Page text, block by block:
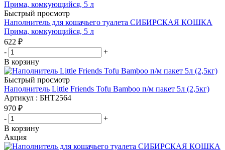
Быстрый просмотр
Наполнитель для кошачьего туалета СИБИРСКАЯ КОШКА
Прима, комкующийся, 5 л
622 ₽
-
+
В корзину
Быстрый просмотр
Наполнитель Little Friends Tofu Bamboo п/м пакет 5л (2,5кг)
Артикул : БНТ2564
970 ₽
-
+
В корзину
Акция